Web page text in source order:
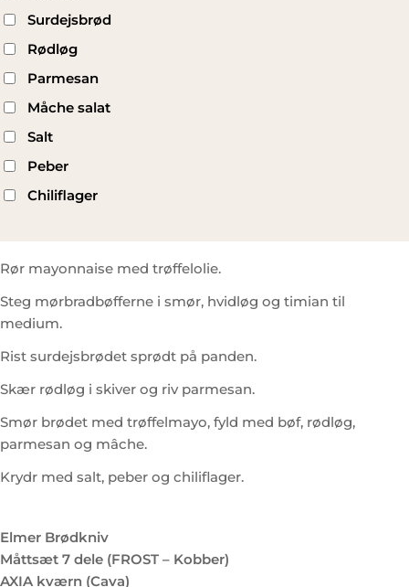
Surdejsbrød
Rødløg
Parmesan
Måche salat
Salt
Peber
Chiliflager
Rør mayonnaise med trøffelolie.
Steg mørbradbøfferne i smør, hvidløg og timian til
medium.
Rist surdejsbrødet sprødt på panden.
Skær rødløg i skiver og riv parmesan.
Smør brødet med trøffelmayo, fyld med bøf, rødløg,
parmesan og mâche.
Krydr med salt, peber og chiliflager.
Elmer Brødkniv
Måttsæt 7 dele (FROST – Kobber)
AXIA kværn (Cava)